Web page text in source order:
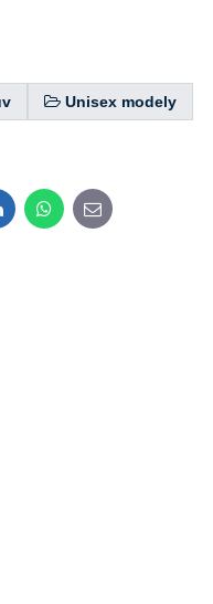
Unisex modely
WhatsApp
E-
mail